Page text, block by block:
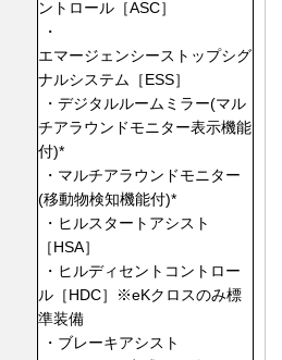
ントロール［ASC］
・
エマージェンシーストップシグ
ナルシステム［ESS］
・デジタルルームミラー(マル
チアラウンドモニター表示機能
付)*
・マルチアラウンドモニター
(移動物検知機能付)*
・ヒルスタートアシスト
［HSA］
・ヒルディセントコントロー
ル［HDC］※eKクロスのみ標
準装備
・ブレーキアシスト